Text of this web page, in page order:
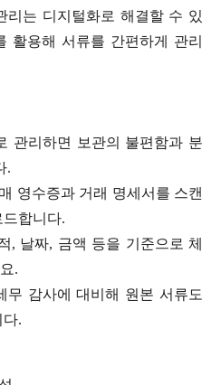
리는 디지털화로 해결할 수 있
활용해 서류를 간편하게 관리
관리하면 보관의 불편함과 분
.
영수증과 거래 명세서를 스캔
합니다.
, 날짜, 금액 등을 기준으로 체
.
무 감사에 대비해 원본 서류도
다.